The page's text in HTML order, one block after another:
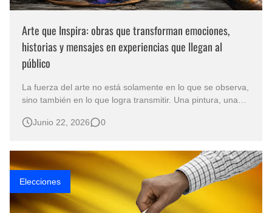
Arte que Inspira: obras que transforman emociones,
historias y mensajes en experiencias que llegan al
público
La fuerza del arte no está solamente en lo que se observa,
sino también en lo que logra transmitir. Una pintura, una
recuerdos, sentimientos y pensamientos capaces de
ese camino surge el P…
Junio 22, 2026 0
Elecciones